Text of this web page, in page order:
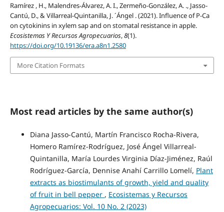
Ramírez , H., Malendres-Álvarez, A. I., Zermeño-González, A. ., Jasso-
Cantú, D., & Villarreal-Quintanilla, J. ´Ángel . (2021). Influence of P-Ca
on cytokinins in xylem sap and on stomatal resistance in apple.
Ecosistemas Y Recursos Agropecuarios,8(1).
https://doi.org/10.19136/era.a8n1.2580
More Citation Formats
Most read articles by the same author(s)
Diana Jasso-Cantú, Martín Francisco Rocha-Rivera,
Homero Ramírez-Rodríguez, José Ángel Villarreal-
Quintanilla, María Lourdes Virginia Díaz-Jiménez, Raúl
Rodríguez-García, Dennise Anahí Carrillo Lomelí, Plant
extracts as biostimulants of growth, yield and quality
of fruit in bell pepper , Ecosistemas y Recursos
Agropecuarios: Vol. 10 No. 2 (2023)